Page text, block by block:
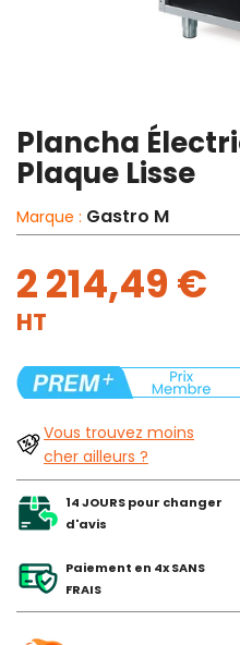
Plancha
Plaque Lisse
Marque : Gastro M
2 214,49 €
HT
Vous trouvez moins
cher ailleurs ?
14 JOURS pour changer
d'avis
Paiement en 4x SANS
FRAIS